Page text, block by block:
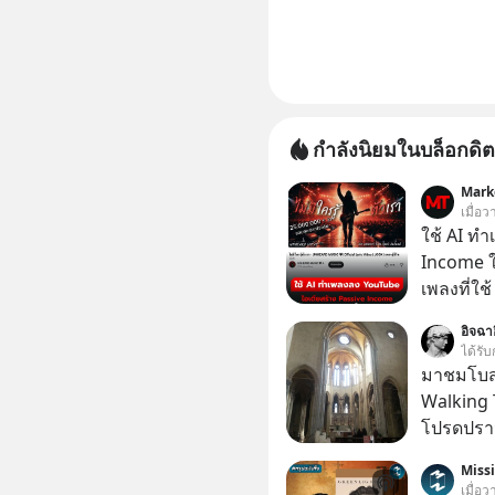
กำลังนิยมในบล็อกดิต
เมื่อว
ใช้ AI ทำ
Income
เพลงที่ใ
ตอนนี้มีย
อิจฉ
ได้รั
มาชมโบ
Walking
โปรดปร
เมื่อว